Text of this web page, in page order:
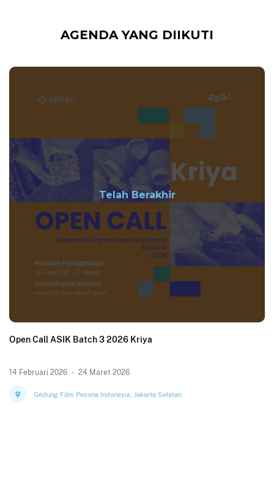
AGENDA YANG DIIKUTI
Telah Berakhir
Open Call ASIK Batch 3 2026 Kriya
14 Februari 2026 - 24 Maret 2026
Gedung Film Pesona Indonesia, Jakarta Selatan